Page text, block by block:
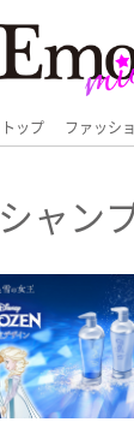
トップ ファッシ
シャン